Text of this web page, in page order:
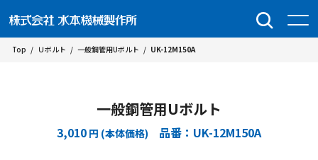
Top / Ｕボルト / 一般鋼管用Uボルト / UK-12M150A
一般鋼管用Uボルト
3,010 円 (本体価格) 品番：UK-12M150A